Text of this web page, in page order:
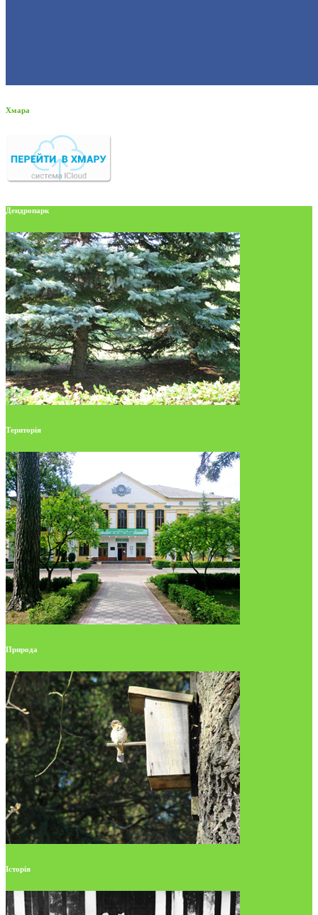
Хмара
Дендропарк
Територія
Природа
Історія